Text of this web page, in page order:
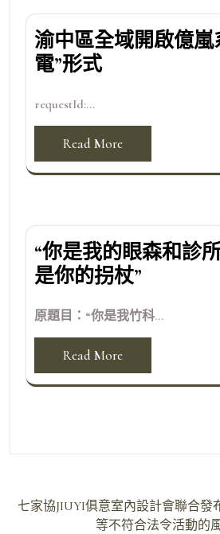
渝中區全域開啟億嵐
電”形式
requestId:...
Read More
“你是我的眼森和診
是你的拐杖”
原題目：“你是我竹科...
Read More
文
七家協JIUYI俱意室內設計會聯合發
等不符合法令活動的